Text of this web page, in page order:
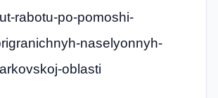
rabotu-po-pomoshi-
naselyonnyh-
oblasti